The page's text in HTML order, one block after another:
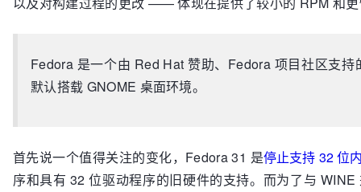
Fedora 是一个由 Red Hat 赞助、Fedora 项目社区支
默认搭载 GNOME 桌面环境。
首先说一个值得关注的变化，Fedora 31 是停止支持 32 位
序和具有 32 位驱动程序的旧硬件的支持。而为了与